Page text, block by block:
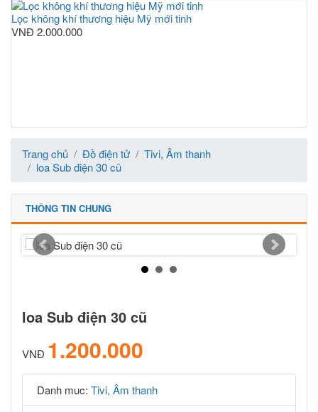
Lọc không khí thương hiệu Mỹ mới tinh
VNĐ 2.000.000
Trang chủ Đồ điện tử
Tivi, Âm thanh
loa Sub điện 30 cũ
THÔNG TIN CHUNG
loa Sub điện 30 cũ
VNĐ 1.200.000
Danh muc: Tivi, Âm thanh